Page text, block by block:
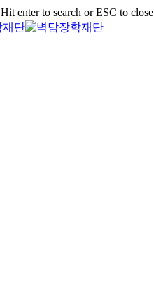
Hit enter to search or ESC to close